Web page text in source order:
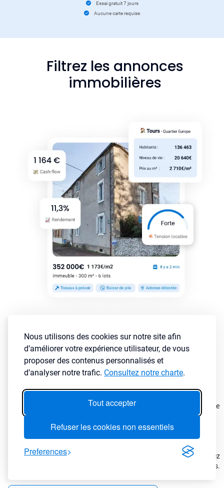
Nous utilisons des cookies sur notre site afin
d’améliorer votre expérience utilisateur, de vous
proposer des contenus personnalisés et
d’analyser notre trafic. Consultez notre charte.
Tout accepter
Refuser les cookies non essentiels
Preferences
Essai gratuit 7 jours
Aucune carte requise
Filtrez les annonces
immobilières
Comment sélectionner les annonces immobilières rentables
rapidement ?
Notre moteur de recherche immobilier vous permet de cibler
rapidement les meilleures opportunités grâce à des filtres puissants
agrégateur d’annonces immo
, LyBox centralise
les offres issues de centaines de sites pour vous éviter de les
consulter une à une.
Affinez vos résultats avec plus de 30 critères disponibles pour filtrer
par ville, prix, rendement, cash-flow, type de bien ou surface et laissez
notre agrégateur immobilier détecter les annonces les plus rentables.